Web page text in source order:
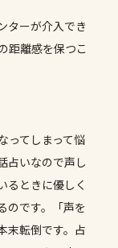
ターが介入でき
距離感を保つこ
ってしまって悩
占いなので声し
るときに優しく
のです。「声を
末転倒です。占